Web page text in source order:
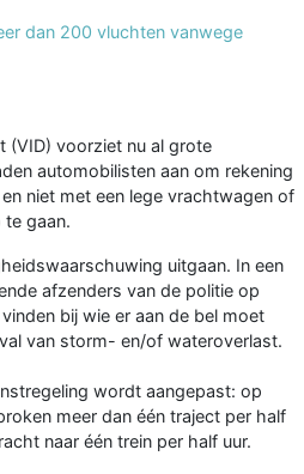
dan 200 vluchten vanwege
(VID) voorziet nu al grote
automobilisten aan om rekening
en niet met een lege vrachtwagen of
te gaan.
uitgaan. In een
afzenders van de politie op
bij wie er aan de bel moet
van storm- en/of wateroverlast.
wordt aangepast: op
meer dan één traject per half
naar één trein per half uur.